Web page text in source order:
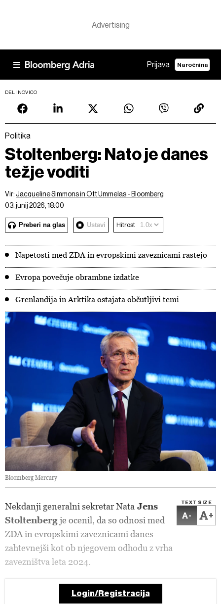
Prijava Naročnina
DELI NOVICO
Politika
Stoltenberg: Nato je danes
težje voditi
Vir:Jacqueline Simmons in Ott Ummelas - Bloomberg
03. junij 2026, 18:00
Preberi na glas Ustavi Hitrost
Napetosti med ZDA in evropskimi zaveznicami rastejo
Evropa povečuje obrambne izdatke
Grenlandija in Arktika ostajata občutljivi temi
Bloomberg Mercury
TEXT SIZE
- +
Nekdanji generalni sekretar Nata Jens
Stoltenbergje ocenil, da so odnosi med
ZDA in evropskimi zaveznicami danes
zahtevnejši kot ob njegovem odhodu z vrha
zavezništva leta 2024.
Login/Registracija